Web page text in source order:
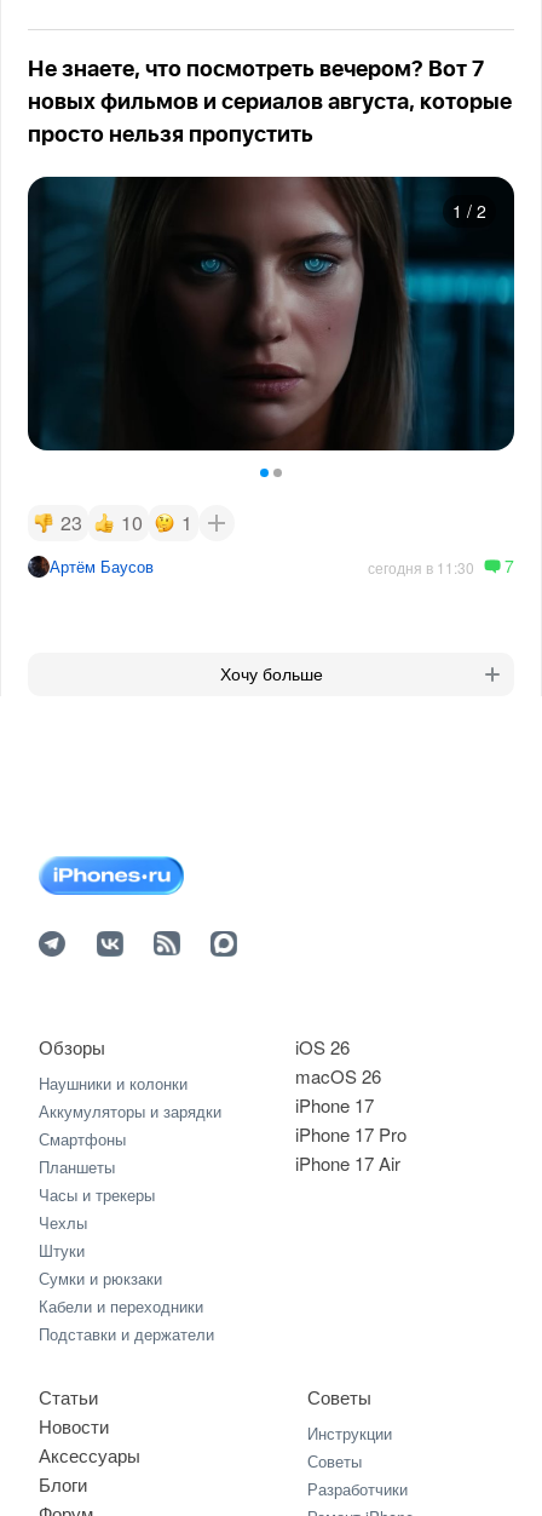
Не знаете, что посмотреть вечером? Вот 7
новых фильмов и сериалов августа, которые
просто нельзя пропустить
1 / 2
23 10 1
Артём Баусов сегодня в 11:30 7
Хочу больше
iOS 26
macOS 26
iPhone 17
iPhone 17 Pro
iPhone 17 Air
Обзоры
Наушники и колонки
Аккумуляторы и зарядки
Смартфоны
Планшеты
Часы и трекеры
Чехлы
Штуки
Сумки и рюкзаки
Кабели и переходники
Подставки и держатели
Статьи
Новости
Аксессуары
Блоги
Советы
Инструкции
Советы
Разработчики